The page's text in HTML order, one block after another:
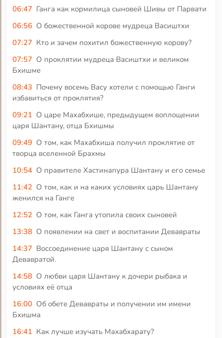
06:47 Ганга как кормилица сыновей Шивы от Парвати
06:56 О божественной корове мудреца Васиштхи
07:27 Кто и зачем похитил божественную корову?
07:57 О проклятии мудреца Васиштхи и великом
Бхишме
08:43 Почему восемь Васу хотели с помощью Ганги
избавиться от проклятия?
09:21 О царе Махабхише, предыдущем воплощении
царя Шантану, отца Бхишмы
09:49 О том, как Махабхиша получил проклятие от
творца вселенной Брахмы
10:54 О правителе Хастинапура Шантану и его семье
11:42 О том, как и на каких условиях царь Шантану
женился на Ганге
12:52 О том, как Ганга утопила своих сыновей
13:38 О появлении на свет и воспитании Девавраты
14:37 Воссоединение царя Шантану с сыном
Девавратой.
14:58 О любви царя Шантану к дочери рыбака и
условиях её отца
16:00 Об обете Девавраты и получении им имени
Бхишма
16:41 Как лучше изучать Махабхарату?